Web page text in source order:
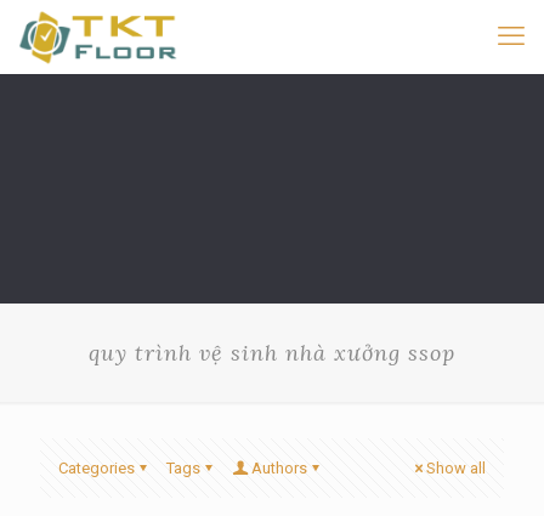
quy trình vệ sinh nhà xưởng ssop
Categories Tags Authors Show all